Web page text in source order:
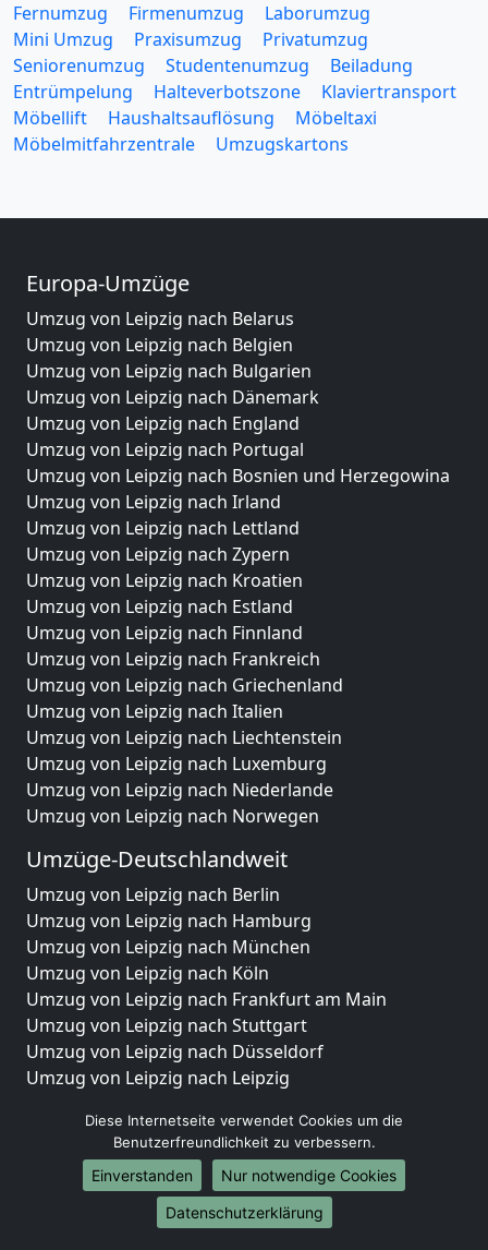
Fernumzug
Firmenumzug
Laborumzug
Mini Umzug
Praxisumzug
Privatumzug
Seniorenumzug
Studentenumzug
Beiladung
Entrümpelung
Halteverbotszone
Klaviertransport
Möbellift
Haushaltsauflösung
Möbeltaxi
Möbelmitfahrzentrale
Umzugskartons
Europa-Umzüge
Umzug von Leipzig nach Belarus
Umzug von Leipzig nach Belgien
Umzug von Leipzig nach Bulgarien
Umzug von Leipzig nach Dänemark
Umzug von Leipzig nach England
Umzug von Leipzig nach Portugal
Umzug von Leipzig nach Bosnien und Herzegowina
Umzug von Leipzig nach Irland
Umzug von Leipzig nach Lettland
Umzug von Leipzig nach Zypern
Umzug von Leipzig nach Kroatien
Umzug von Leipzig nach Estland
Umzug von Leipzig nach Finnland
Umzug von Leipzig nach Frankreich
Umzug von Leipzig nach Griechenland
Umzug von Leipzig nach Italien
Umzug von Leipzig nach Liechtenstein
Umzug von Leipzig nach Luxemburg
Umzug von Leipzig nach Niederlande
Umzug von Leipzig nach Norwegen
Umzüge-Deutschlandweit
Umzug von Leipzig nach Berlin
Umzug von Leipzig nach Hamburg
Umzug von Leipzig nach München
Umzug von Leipzig nach Köln
Umzug von Leipzig nach Frankfurt am Main
Umzug von Leipzig nach Stuttgart
Umzug von Leipzig nach Düsseldorf
Umzug von Leipzig nach Leipzig
Umzug von Leipzig nach Essen
Umzug von Leipzig nach Bremen
Umzug von Leipzig nach Dresden
Umzug von Leipzig nach Hannover
Umzug von Leipzig nach Nürnberg
Diese Internetseite verwendet Cookies um die
Benutzerfreundlichkeit zu verbessern.
Einverstanden
Nur notwendige Cookies
Datenschutzerklärung